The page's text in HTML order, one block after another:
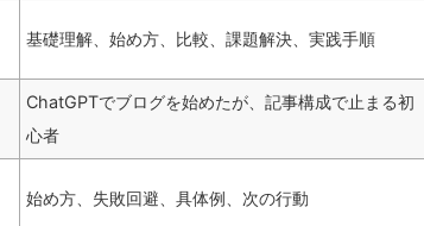
基礎理解、始め方、比較、課題解決、実践手順
ChatGPTでブログを始めたが、記事構成で止まる初
心者
始め方、失敗回避、具体例、次の行動